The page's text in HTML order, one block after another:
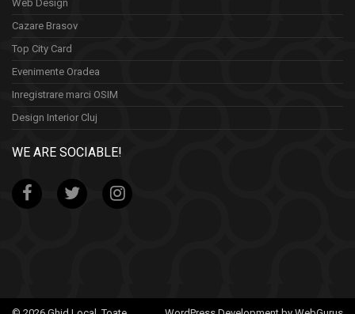
Web Design
Cazare Brasov
Top City Card
Evenimente Oradea
Inregistrare marci OSIM
Design Interior Cluj
WE ARE SOCIABLE!